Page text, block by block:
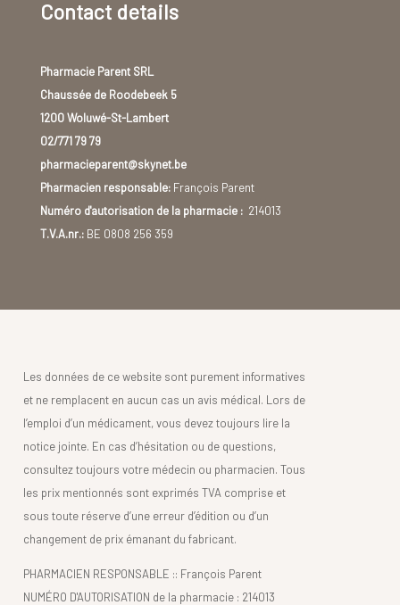
Contact details
Pharmacie Parent SRL
Chaussée de Roodebeek 5
1200 Woluwé-St-Lambert
02/771 79 79
pharmacieparent@skynet.be
Pharmacien responsable:François Parent
Numéro d'autorisation de la pharmacie :214013
T.V.A.nr.:BE 0808 256 359
Les données de ce website sont purement informatives
et ne remplacent en aucun cas un avis médical. Lors de
l’emploi d’un médicament, vous devez toujours lire la
notice jointe. En cas d’hésitation ou de questions,
consultez toujours votre médecin ou pharmacien. Tous
les prix mentionnés sont exprimés TVA comprise et
sous toute réserve d’une erreur d’édition ou d’un
changement de prix émanant du fabricant.
PHARMACIEN RESPONSABLE :: François Parent
NUMÉRO D'AUTORISATION de la pharmacie : 214013